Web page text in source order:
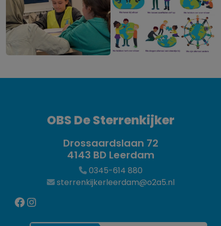
OBS De Sterrenkijker
Drossaardslaan 72
4143 BD Leerdam
0345-614 880
sterrenkijkerleerdam@o2a5.nl
Facebook Instagram